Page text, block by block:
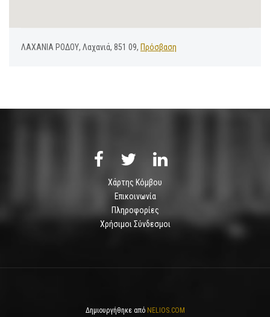
ΛΑΧΑΝΙΑ ΡΟΔΟΥ, Λαχανιά, 851 09, Πρόσβαση
Χάρτης Κόμβου
Επικοινωνία
Πληροφορίες
Χρήσιμοι Σύνδεσμοι
Δημιουργήθηκε από NELIOS.COM